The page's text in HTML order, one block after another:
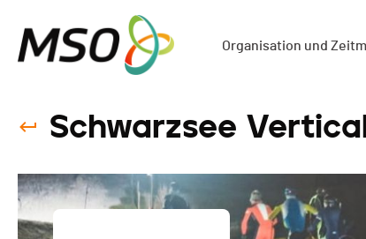
Organisation und
Schwarzsee